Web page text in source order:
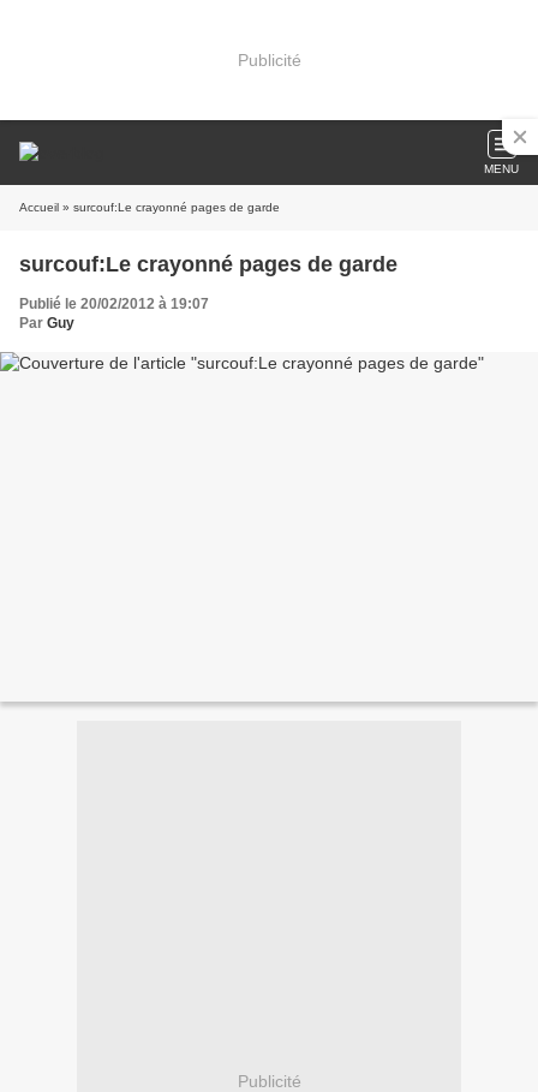
Publicité
MENU
Accueil » surcouf:Le crayonné pages de garde
surcouf:Le crayonné pages de garde
Publié le 20/02/2012 à 19:07
Par Guy
Publicité